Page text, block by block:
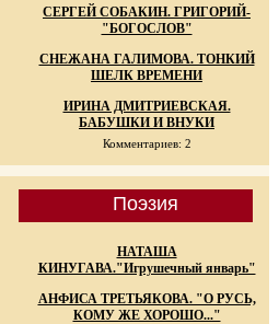
СЕРГЕЙ СОБАКИН. ГРИГОРИЙ-
"БОГОСЛОВ"
СНЕЖАНА ГАЛИМОВА. ТОНКИЙ
ШЕЛК ВРЕМЕНИ
ИРИНА ДМИТРИЕВСКАЯ.
БАБУШКИ И ВНУКИ
Комментариев: 2
Поэзия
НАТАША
КИНУГАВА."Игрушечный январь"
АНФИСА ТРЕТЬЯКОВА. "О РУСЬ,
КОМУ ЖЕ ХОРОШО..."